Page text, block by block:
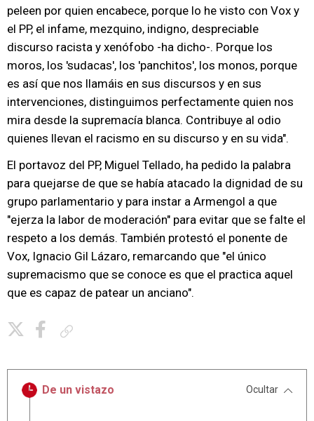
peleen por quien encabece, porque lo he visto con Vox y
el PP, el infame, mezquino, indigno, despreciable
discurso racista y xenófobo -ha dicho-. Porque los
moros, los 'sudacas', los 'panchitos', los monos, porque
es así que nos llamáis en sus discursos y en sus
intervenciones, distinguimos perfectamente quien nos
mira desde la supremacía blanca. Contribuye al odio
quienes llevan el racismo en su discurso y en su vida".
El portavoz del PP, Miguel Tellado, ha pedido la palabra
para quejarse de que se había atacado la dignidad de su
grupo parlamentario y para instar a Armengol a que
"ejerza la labor de moderación" para evitar que se falte el
respeto a los demás. También protestó el ponente de
Vox, Ignacio Gil Lázaro, remarcando que "el único
supremacismo que se conoce es que el practica aquel
que es capaz de patear un anciano".
De un vistazo Ocultar